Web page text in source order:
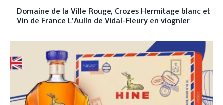
Domaine de la Ville Rouge, Crozes Hermitage blanc et
Vin de France L’Aulin de Vidal-Fleury en viognier